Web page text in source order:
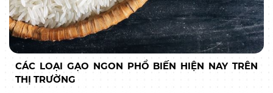
CÁC LOẠI GẠO NGON PHỔ BIẾN HIỆN NAY TRÊN
THỊ TRƯỜNG